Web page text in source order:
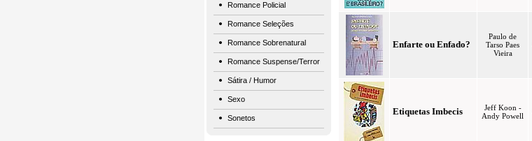
Romance Policial
Romance Seleções
Romance Sobrenatural
Romance Suspense/Terror
Sátira / Humor
Sexo
Sonetos
Enfarte ou Enfado?
Paulo de
Tarso Paes
Vieira
Etiquetas Imbecis
Jeff Koon -
Andy Powell